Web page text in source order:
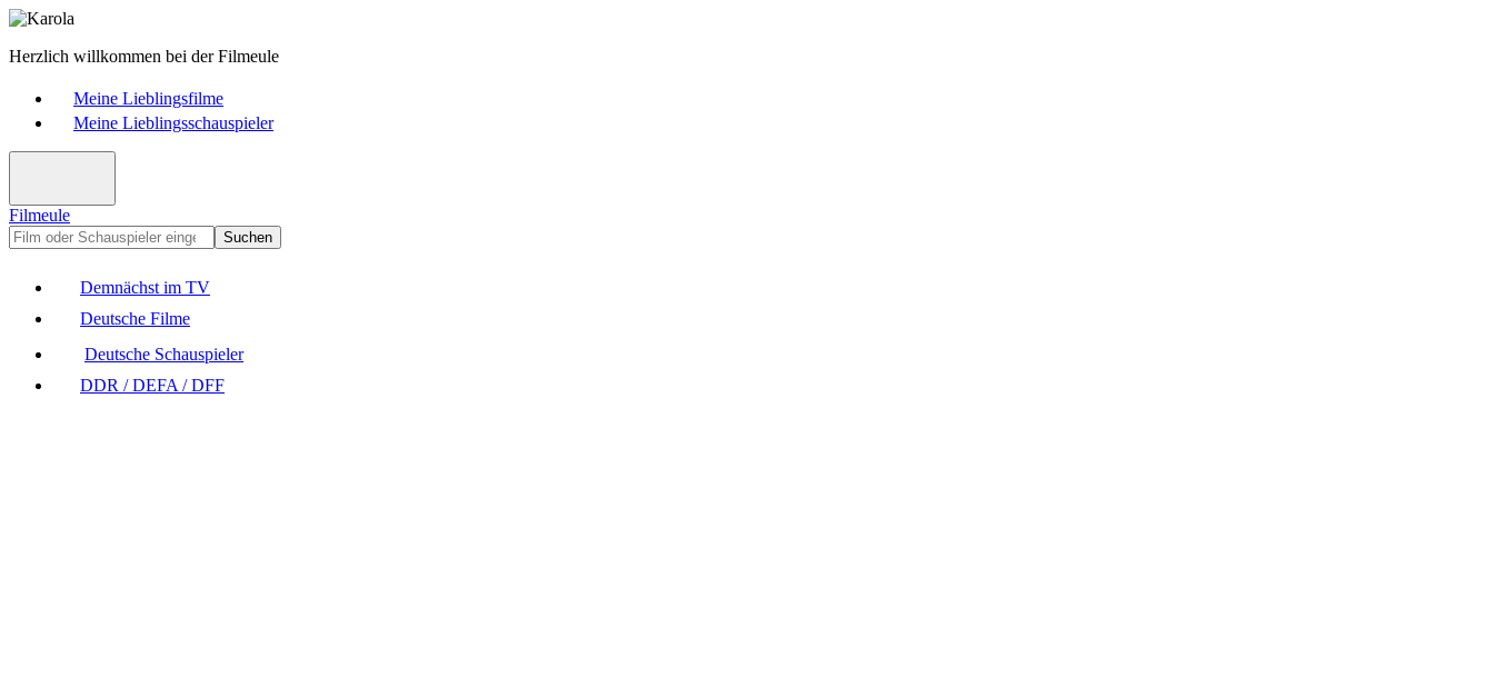
Herzlich willkommen bei der Filmeule
Meine Lieblingsfilme
Meine Lieblingsschauspieler
Filmeule
Suchen
Demnächst im TV
Deutsche Filme
Deutsche Schauspieler
DDR / DEFA / DFF